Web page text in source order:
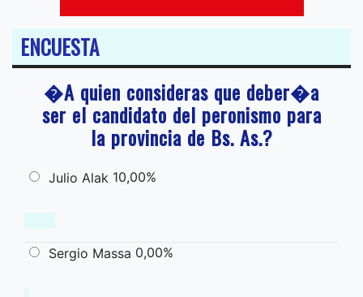
ENCUESTA
�A quien consideras que deber�a
ser el candidato del peronismo para
la provincia de Bs. As.?
Julio Alak 10,00%
Sergio Massa 0,00%